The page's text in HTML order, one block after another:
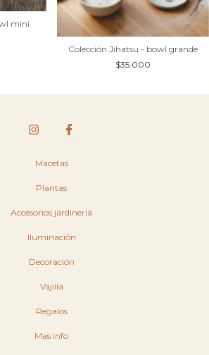
mini
Colección Jihatsu - bowl grande
$35.000
Macetas
Plantas
Accesorios jardineria
Iluminación
Decoración
Vajilla
Regalos
Mas info